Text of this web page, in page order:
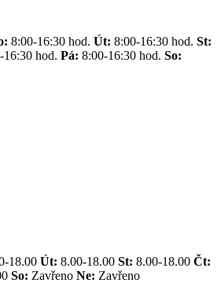
8:00-16:30 hod. Út: 8:00-16:30 hod. St:
16:30 hod. Pá: 8:00-16:30 hod. So:
18.00 Út: 8.00-18.00 St: 8.00-18.00 Čt:
So: Zavřeno Ne: Zavřeno